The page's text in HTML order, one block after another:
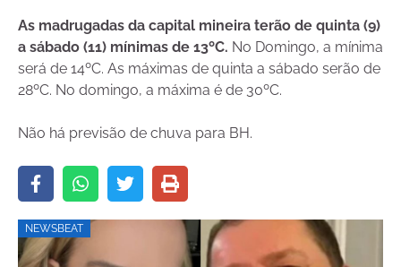
As madrugadas da capital mineira terão de quinta (9)
a sábado (11) mínimas de 13ºC. No Domingo, a mínima
será de 14ºC. As máximas de quinta a sábado serão de
28ºC. No domingo, a máxima é de 30ºC.
Não há previsão de chuva para BH.
NEWSBEAT